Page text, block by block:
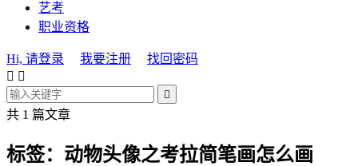
艺考
职业资格
Hi, 请登录 我要注册
找回密码
 

共 1 篇文章
标签：动物头像之考拉简笔画怎么画